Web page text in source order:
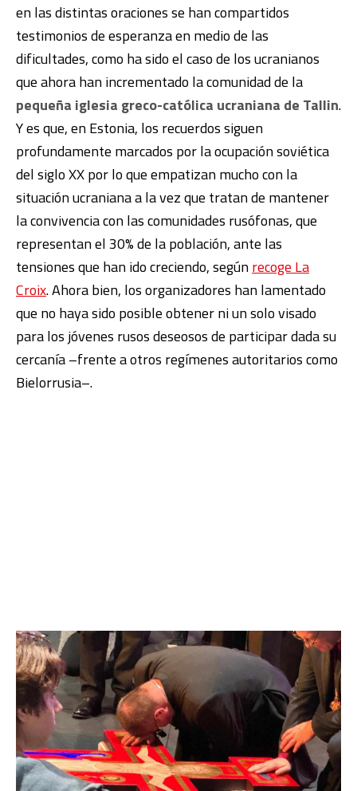
en las distintas oraciones se han compartidos
testimonios de esperanza en medio de las
dificultades, como ha sido el caso de los ucranianos
que ahora han incrementado la comunidad de la
pequeña iglesia greco-católica ucraniana de Tallin.
Y es que, en Estonia, los recuerdos siguen
profundamente marcados por la ocupación soviética
del siglo XX por lo que empatizan mucho con la
situación ucraniana a la vez que tratan de mantener
la convivencia con las comunidades rusófonas, que
representan el 30% de la población, ante las
tensiones que han ido creciendo, segúnrecoge La
Croix. Ahora bien, los organizadores han lamentado
que no haya sido posible obtener ni un solo visado
para los jóvenes rusos deseosos de participar dada su
cercanía –frente a otros regímenes autoritarios como
Bielorrusia–.